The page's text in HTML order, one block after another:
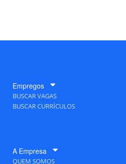
Empregos
BUSCAR VAGAS
BUSCAR CURRÍCULOS
A Empresa
QUEM SOMOS